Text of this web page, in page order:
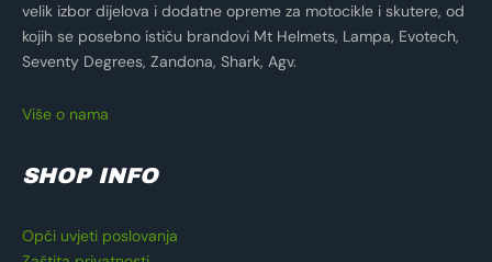
velik izbor dijelova i dodatne opreme za motocikle i skutere, od
kojih se posebno ističu brandovi Mt Helmets, Lampa, Evotech,
Seventy Degrees, Zandona, Shark, Agv.
Više o nama
SHOP INFO
Opći uvjeti poslovanja